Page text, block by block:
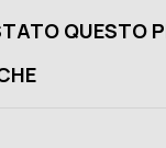
QUESTO